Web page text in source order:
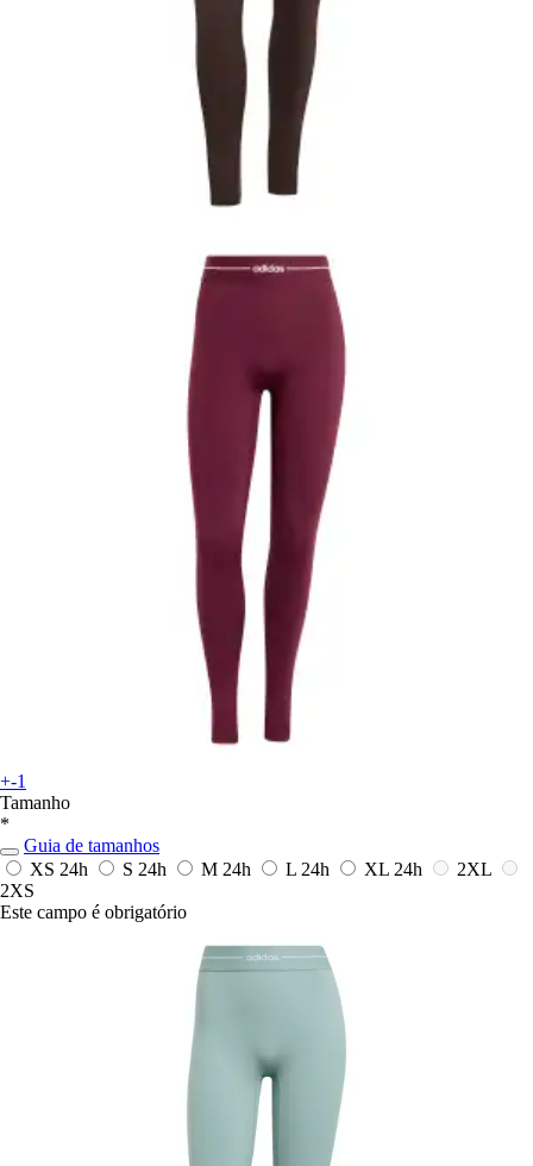
+-1
Tamanho
*
Guia de tamanhos
XS 24h S 24h M 24h L 24h XL 24h
2XL
2XS
Este campo é obrigatório